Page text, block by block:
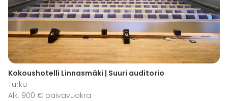
Kokoushotelli Linnasmäki | Suuri auditorio
Turku
Alk. 900 € päivävuokra